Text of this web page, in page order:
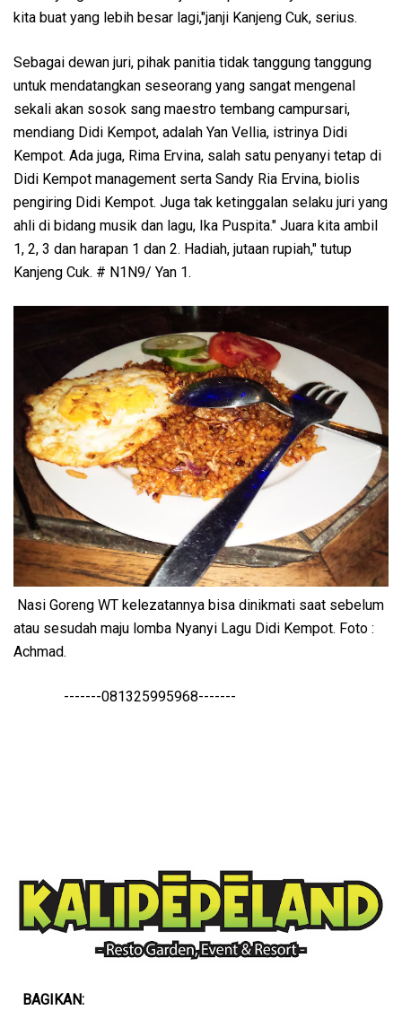
kita buat yang lebih besar lagi,"janji Kanjeng Cuk, serius.
Sebagai dewan juri, pihak panitia tidak tanggung tanggung
untuk mendatangkan seseorang yang sangat mengenal
sekali akan sosok sang maestro tembang campursari,
mendiang Didi Kempot, adalah Yan Vellia, istrinya Didi
Kempot. Ada juga, Rima Ervina, salah satu penyanyi tetap di
Didi Kempot management serta Sandy Ria Ervina, biolis
pengiring Didi Kempot. Juga tak ketinggalan selaku juri yang
ahli di bidang musik dan lagu, Ika Puspita." Juara kita ambil
1, 2, 3 dan harapan 1 dan 2. Hadiah, jutaan rupiah," tutup
Kanjeng Cuk. # N1N9/ Yan 1.
Nasi Goreng WT kelezatannya bisa dinikmati saat sebelum
atau sesudah maju lomba Nyanyi Lagu Didi Kempot. Foto :
Achmad.
-------081325995968-------
BAGIKAN: